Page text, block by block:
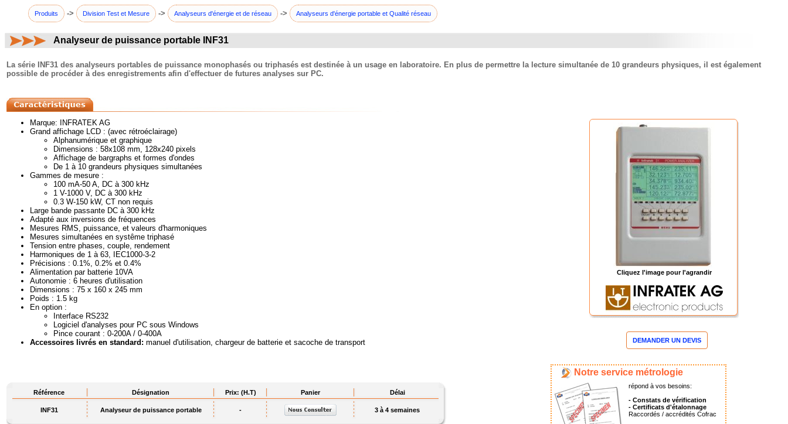
Produits -> Division Test et Mesure -> Analyseurs d'énergie et de réseau -> Analyseurs d'énergie portable et Qualité réseau
Analyseur de puissance portable INF31
La série INF31 des analyseurs portables de puissance monophasés ou triphasés est destinée à un usage en laboratoire. En plus de permettre la lecture simultanée de 10 grandeurs physiques, il est également
possible de procéder à des enregistrements afin d'effectuer de futures analyses sur PC.
Cliquez l'image pour l'agrandir
DEMANDER UN DEVIS
Marque: INFRATEK AG
Grand affichage LCD : (avec rétroéclairage)
Alphanumérique et graphique
Dimensions : 58x108 mm, 128x240 pixels
Affichage de bargraphs et formes d'ondes
De 1 à 10 grandeurs physiques simultanées
Gammes de mesure :
100 mA-50 A, DC à 300 kHz
1 V-1000 V, DC à 300 kHz
0.3 W-150 kW, CT non requis
Large bande passante DC à 300 kHz
Adapté aux inversions de fréquences
Mesures RMS, puissance, et valeurs d'harmoniques
Mesures simultanées en systême triphasé
Tension entre phases, couple, rendement
Harmoniques de 1 à 63, IEC1000-3-2
Précisions : 0.1%, 0.2% et 0.4%
Alimentation par batterie 10VA
Autonomie : 6 heures d'utilisation
Dimensions : 75 x 160 x 245 mm
Poids : 1.5 kg
En option :
Interface RS232
Logiciel d'analyses pour PC sous Windows
Pince courant : 0-200A / 0-400A
Accessoires livrés en standard: manuel d'utilisation, chargeur de batterie et sacoche de transport
Notre service métrologie
répond à vos besoins:
- Constats de vérification
- Certificats d'étalonnage
Raccordés / accrédités Cofrac
Référence Désignation Prix: (H.T) Panier Délai
INF31 Analyseur de puissance portable - 3 à 4 semaines